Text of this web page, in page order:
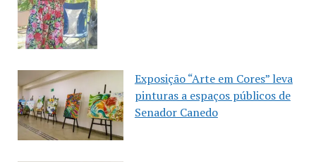
Exposição “Arte em Cores” leva
pinturas a espaços públicos de
Senador Canedo